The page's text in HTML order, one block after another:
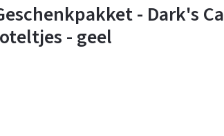
- Dark's
- geel